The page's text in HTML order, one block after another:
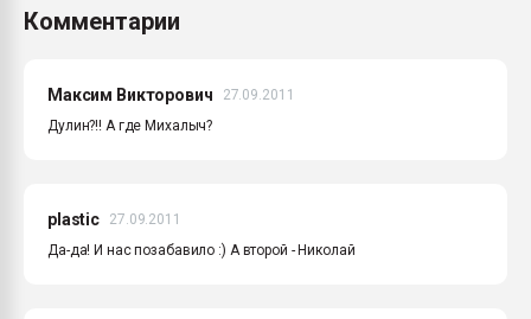
Комментарии
Максим Викторович
27.09.2011
Дулин?!! А где Михалыч?
plastic
27.09.2011
Да-да! И нас позабавило :) А второй - Николай